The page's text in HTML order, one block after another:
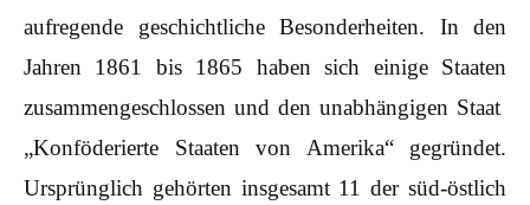
aufregende geschichtliche Besonderheiten. In den
Jahren 1861 bis 1865 haben sich einige Staaten
zusammengeschlossen und den unabhängigen Staat
„Konföderierte Staaten von Amerika“ gegründet.
Ursprünglich gehörten insgesamt 11 der süd-östlich